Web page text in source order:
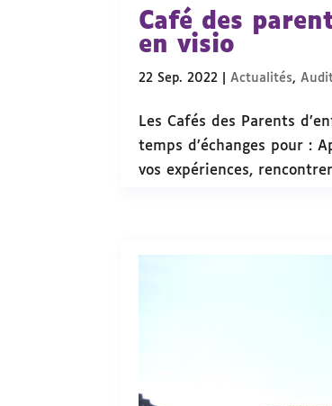
Café des
en visio
22 Sep. 2022 Actualités,
Les Cafés des Parents
temps d’échanges pour :
vos expériences,